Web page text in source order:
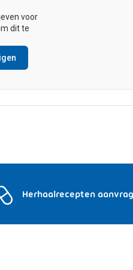
voor
dit te
Herhaalrecepten